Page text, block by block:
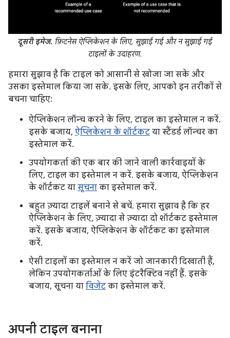
दूसरी इमेज. फ़िटनेस ऐप्लिकेशन के लिए, सुझाई गई और न सुझाई गई
टाइलों के उदाहरण.
हमारा सुझाव है कि टाइल को आसानी से खोजा जा सके और
उसका इस्तेमाल किया जा सके. इसके लिए, आपको इन तरीकों से
बचना चाहिए:
ऐप्लिकेशन लॉन्च करने के लिए, टाइल का इस्तेमाल न करें.
इसके बजाय, ऐप्लिकेशन के शॉर्टकट या स्टैंडर्ड लॉन्चर का
इस्तेमाल करें.
उपयोगकर्ता की एक बार की जाने वाली कार्रवाइयों के
लिए, टाइल का इस्तेमाल न करें. इसके बजाय, ऐप्लिकेशन
के शॉर्टकट या सूचना का इस्तेमाल करें.
बहुत ज़्यादा टाइलें बनाने से बचें. हमारा सुझाव है कि हर
ऐप्लिकेशन के लिए, ज़्यादा से ज़्यादा दो शॉर्टकट इस्तेमाल
करें. इसके बजाय, ऐप्लिकेशन के शॉर्टकट का इस्तेमाल
करें.
ऐसी टाइलों का इस्तेमाल न करें जो जानकारी दिखाती हैं,
लेकिन उपयोगकर्ताओं के लिए इंटरैक्टिव नहीं हैं. इसके
बजाय, सूचना या विजेट का इस्तेमाल करें.
अपनी टाइल बनाना